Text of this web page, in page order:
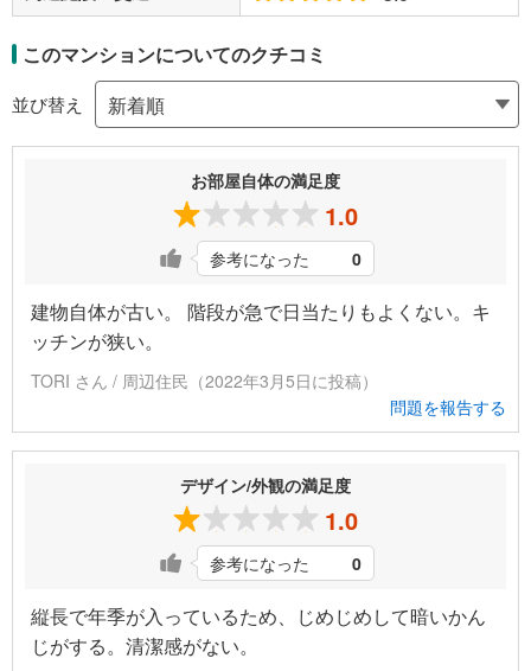
このマンションについてのクチコミ
並び替え
お部屋自体の満足度
1.0
参考になった 0
建物自体が古い。 階段が急で日当たりもよくない。キ
ッチンが狭い。
TORI さん / 周辺住民（2022年3月5日に投稿）
問題を報告する
デザイン/外観の満足度
1.0
参考になった 0
縦長で年季が入っているため、じめじめして暗いかん
じがする。清潔感がない。